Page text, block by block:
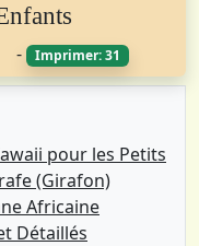
- Imprimer: 31
pour les Petits
(Girafon)
Africaine
Détaillés